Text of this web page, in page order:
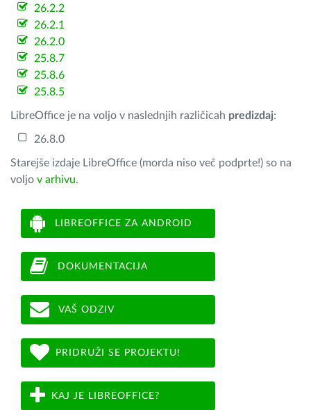
26.2.2
26.2.1
26.2.0
25.8.7
25.8.6
25.8.5
LibreOffice je na voljo v naslednjih različicah predizdaj:
26.8.0
Starejše izdaje LibreOffice (morda niso več podprte!) so na
voljo v arhivu.
LIBREOFFICE ZA ANDROID
DOKUMENTACIJA
VAŠ ODZIV
PRIDRUŽI SE PROJEKTU!
KAJ JE LIBREOFFICE?